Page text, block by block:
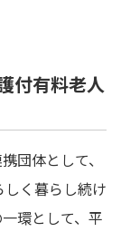
付有料老人
団体として、
く暮らし続け
環として、平